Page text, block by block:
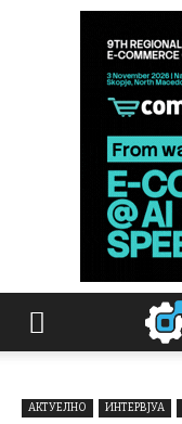
АКТУЕЛНО ИНТЕРВЈУА